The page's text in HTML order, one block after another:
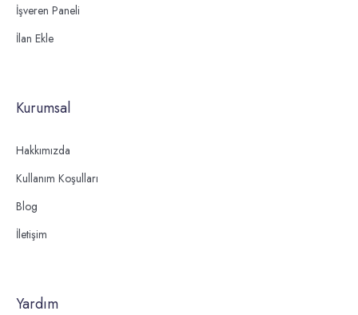
İşveren Paneli
İlan Ekle
Kurumsal
Hakkımızda
Kullanım Koşulları
Blog
İletişim
Yardım